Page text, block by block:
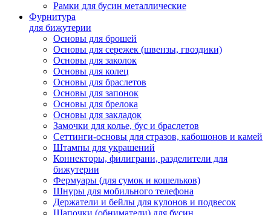
Рамки для бусин металлические
Фурнитура
для бижутерии
Основы для брошей
Основы для сережек (швензы, гвоздики)
Основы для заколок
Основы для колец
Основы для браслетов
Основы для запонок
Основы для брелока
Основы для закладок
Замочки для колье, бус и браслетов
Сеттинги-основы для стразов, кабошонов и камей
Штампы для украшений
Коннекторы, филиграни, разделители для
бижутерии
Фермуары (для сумок и кошельков)
Шнуры для мобильного телефона
Держатели и бейлы для кулонов и подвесок
Шапочки (обниматели) для бусин